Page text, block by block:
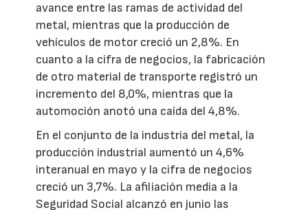
avance entre las ramas de actividad del
metal, mientras que la producción de
vehículos de motor creció un 2,8%. En
cuanto a la cifra de negocios, la fabricación
de otro material de transporte registró un
incremento del 8,0%, mientras que la
automoción anotó una caída del 4,8%.
En el conjunto de la industria del metal, la
producción industrial aumentó un 4,6%
interanual en mayo y la cifra de negocios
creció un 3,7%. La afiliación media a la
Seguridad Social alcanzó en junio las